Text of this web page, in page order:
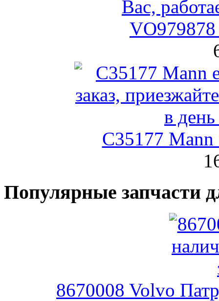
VO979878
C35177
Популярные запчасти
8670008 Volvo